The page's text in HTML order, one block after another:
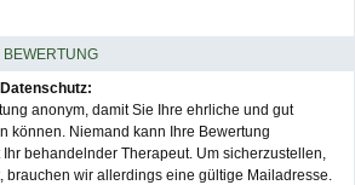
anonym, damit Sie Ihre ehrliche und gut
können. Niemand kann Ihre Bewertung
behandelnder Therapeut. Um sicherzustellen,
brauchen wir allerdings eine gültige Mailadresse.